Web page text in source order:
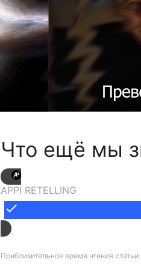
Что ещё мы
APPI RETELLING
done
Приблизительное время чтения